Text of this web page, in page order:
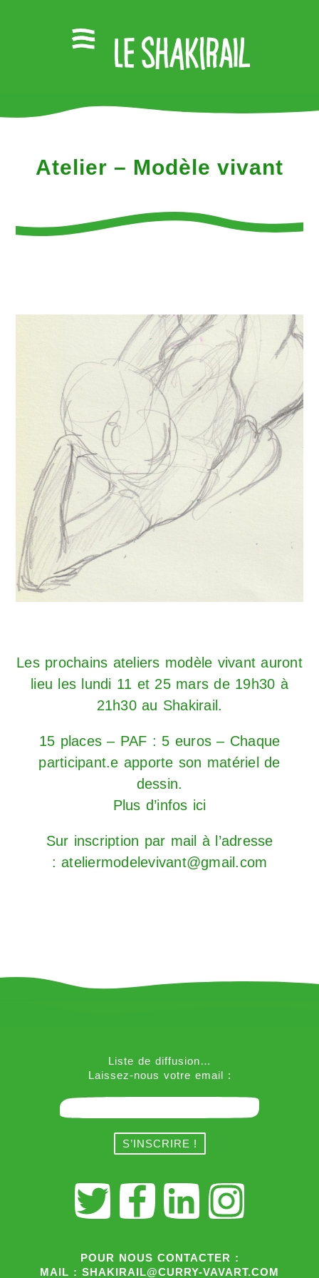
Atelier – Modèle vivant
Les prochains ateliers modèle vivant auront
lieu les lundi 11 et 25 mars de 19h30 à
21h30 au Shakirail.
15 places – PAF : 5 euros – Chaque
participant.e apporte son matériel de
dessin.
Plus d’infos ici
Sur inscription par mail à l’adresse
: ateliermodelevivant@gmail.com
Liste de diffusion…
Laissez-nous votre email :
POUR NOUS CONTACTER :
MAIL : SHAKIRAIL@CURRY-VAVART.COM